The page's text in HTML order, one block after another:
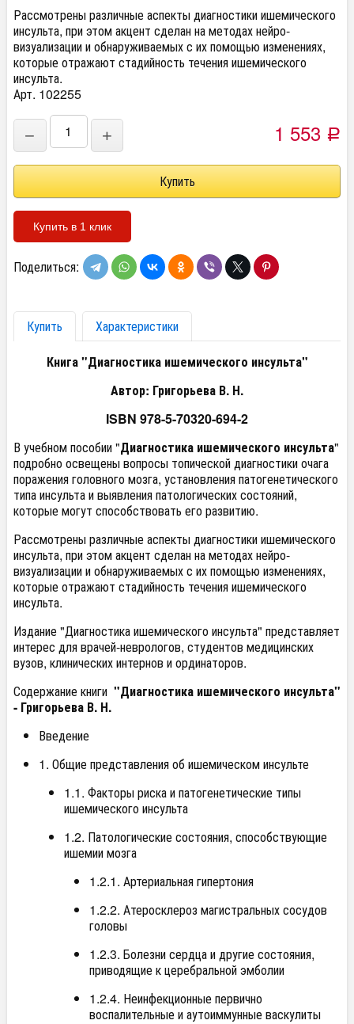
Рассмотрены различные аспекты диагностики ишемического
инсульта, при этом акцент сделан на методах нейро-
визуализации и обнаруживаемых с их помощью изменениях,
которые отражают стадийность течения ишемического
инсульта.
Арт. 102255
− + 1 553 Р
Купить в 1 клик
Поделиться:
Купить
Характеристики
Книга "Диагностика ишемического инсульта"
Автор: Григорьева В. Н.
ISBN 978-5-70320-694-2
В учебном пособии "Диагностика ишемического инсульта"
подробно освещены вопросы топической диагностики очага
поражения головного мозга, установления патогенетического
типа инсульта и выявления патологических состояний,
которые могут способствовать его развитию.
Рассмотрены различные аспекты диагностики ишемического
инсульта, при этом акцент сделан на методах нейро-
визуализации и обнаруживаемых с их помощью изменениях,
которые отражают стадийность течения ишемического
инсульта.
Издание "Диагностика ишемического инсульта" представляет
интерес для врачей-неврологов, студентов медицинских
вузов, клинических интернов и ординаторов.
Содержание книги "Диагностика ишемического инсульта"
- Григорьева В. Н.
Введение
1. Общие представления об ишемическом инсульте
1.1. Факторы риска и патогенетические типы
ишемического инсульта
1.2. Патологические состояния, способствующие
ишемии мозга
1.2.1. Артериальная гипертония
1.2.2. Атеросклероз магистральных сосудов
головы
1.2.3. Болезни сердца и другие состояния,
приводящие к церебральной эмболии
1.2.4. Неинфекционные первично
воспалительные и аутоиммунные васкулиты